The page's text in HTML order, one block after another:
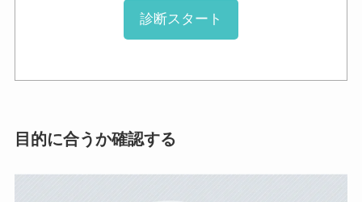
診断スタート
目的に合うか確認する